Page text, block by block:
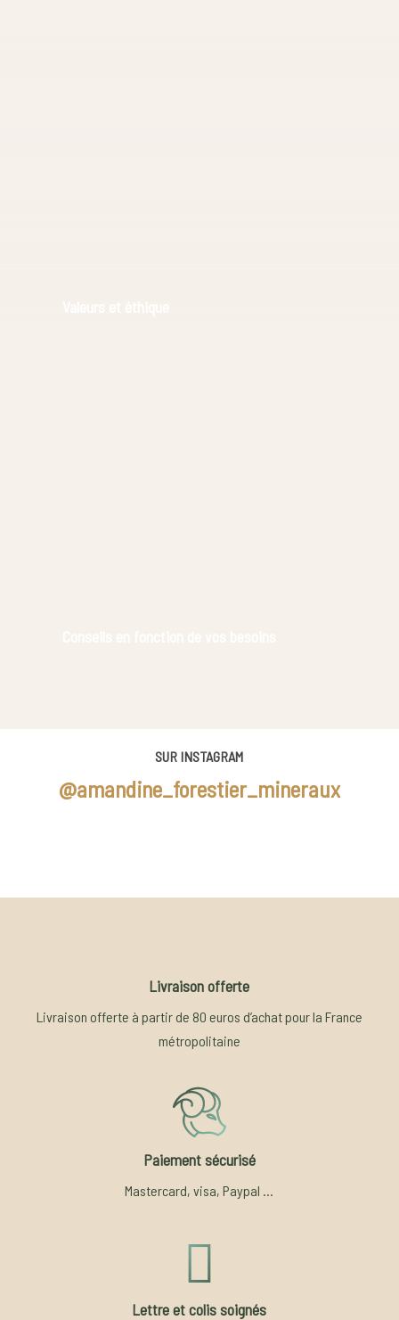
SUR INSTAGRAM
@amandine_forestier_mineraux
Livraison offerte
Livraison offerte à partir de 80 euros d’achat pour la France
métropolitaine
Paiement sécurisé
Mastercard, visa, Paypal …
Lettre et colis soignés